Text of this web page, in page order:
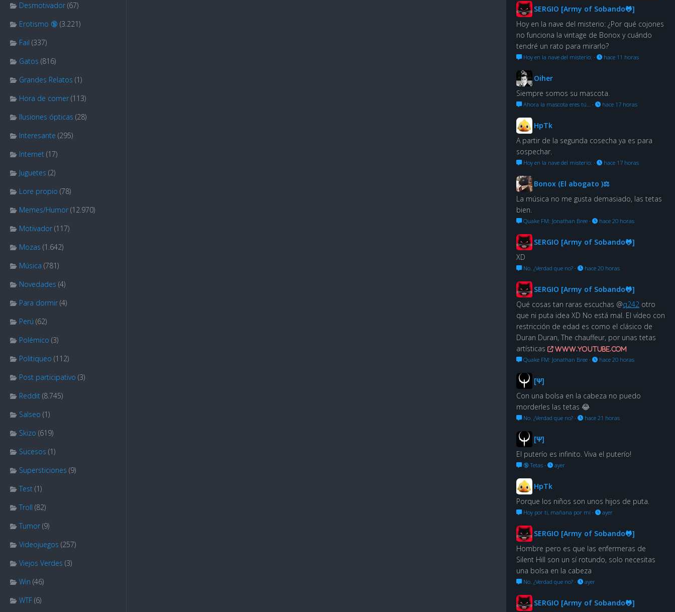
Desmotivador (67)
Erotismo 🔞 (3.221)
Fail (337)
Gatos (816)
Grandes Relatos (1)
Hora de comer (113)
Ilusiones ópticas (28)
Interesante (295)
Internet (17)
Juguetes (2)
Lore propio (78)
Memes/Humor (12.970)
Motivador (117)
Mozas (1.642)
Música (781)
Novedades (4)
Para dormir (4)
Perú (62)
Polémico (3)
Politiqueo (112)
Post participativo (3)
Reddit (8.745)
Salseo (1)
Skizo (619)
Sucesos (1)
Supersticiones (9)
Test (1)
Troll (82)
Tumor (9)
Videojuegos (257)
Viejos Verdes (3)
Win (46)
WTF (6)
SERGIO [Army of Sobando🐸]
Hoy en la nave del misterio: ¿Por qué cojones
no funciona la vintage de Bonox y cuándo
tendré un rato para mirarlo?
Hoy en la nave del misterio: · hace 11 horas
Oiher
Siempre somos su mascota.
Ahora la mascota eres tú… · hace 17 horas
HpTk
A partir de la segunda cosecha ya es para
sospechar.
Hoy en la nave del misterio: · hace 17 horas
Bonox (El abogato )⚖
La música no me gusta demasiado, las tetas
bien.
Quake FM: Jonathan Bree · hace 20 horas
SERGIO [Army of Sobando🐸]
XD
No. ¿Verdad que no? · hace 20 horas
SERGIO [Army of Sobando🐸]
Qué cosas tan raras escuchas @q242 otro
que ni puta idea XD No está mal. El vídeo con
restricción de edad es como el clásico de
Duran Duran, The chauffeur, por unas tetas
artísticas
www.youtube.com
Quake FM: Jonathan Bree · hace 20 horas
[Ψ]
Con una bolsa en la cabeza no puedo
morderles las tetas 😂
No. ¿Verdad que no? · hace 21 horas
[Ψ]
El puterío es infinito. Viva el puterío!
🔞 Tetas · ayer
HpTk
Porque los niños son unos hijos de puta.
Hoy por ti, mañana por mí · ayer
SERGIO [Army of Sobando🐸]
Hombre pero es que las enfermeras de
Silent Hill son un sí rotundo, solo necesitas
una bolsa en la cabeza
No. ¿Verdad que no? · ayer
SERGIO [Army of Sobando🐸]